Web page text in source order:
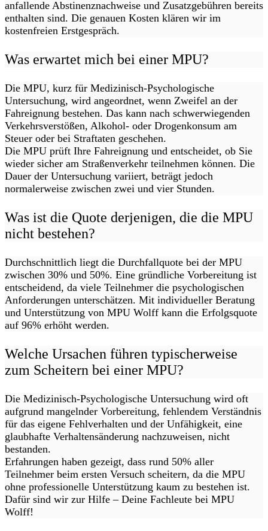
anfallende Abstinenznachweise und Zusatzgebühren bereits
enthalten sind. Die genauen Kosten klären wir im
kostenfreien Erstgespräch.
Was erwartet mich bei einer MPU?
Die MPU, kurz für Medizinisch-Psychologische
Untersuchung, wird angeordnet, wenn Zweifel an der
Fahreignung bestehen. Das kann nach schwerwiegenden
Verkehrsverstößen, Alkohol- oder Drogenkonsum am
Steuer oder bei Straftaten geschehen.
Die MPU prüft Ihre Fahreignung und entscheidet, ob Sie
wieder sicher am Straßenverkehr teilnehmen können. Die
Dauer der Untersuchung variiert, beträgt jedoch
normalerweise zwischen zwei und vier Stunden.
Was ist die Quote derjenigen, die die MPU
nicht bestehen?
Durchschnittlich liegt die Durchfallquote bei der MPU
zwischen 30% und 50%. Eine gründliche Vorbereitung ist
entscheidend, da viele Teilnehmer die psychologischen
Anforderungen unterschätzen. Mit individueller Beratung
und Unterstützung von MPU Wolff kann die Erfolgsquote
auf 96% erhöht werden.
Welche Ursachen führen typischerweise
zum Scheitern bei einer MPU?
Die Medizinisch-Psychologische Untersuchung wird oft
aufgrund mangelnder Vorbereitung, fehlendem Verständnis
für das eigene Fehlverhalten und der Unfähigkeit, eine
glaubhafte Verhaltensänderung nachzuweisen, nicht
bestanden.
Erfahrungen haben gezeigt, dass rund 50% aller
Teilnehmer beim ersten Versuch scheitern, da die MPU
ohne professionelle Unterstützung kaum zu bestehen ist.
Dafür sind wir zur Hilfe – Deine Fachleute bei MPU
Wolff!